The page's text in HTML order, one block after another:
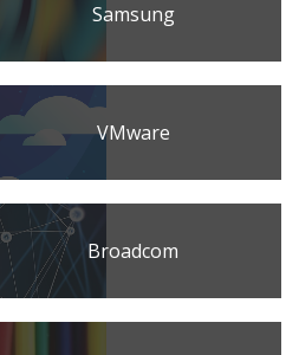
Samsung
VMware
Broadcom